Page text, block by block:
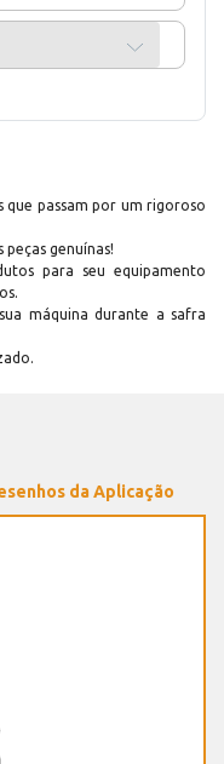
que passam por um rigoroso
peças genuínas!
para seu equipamento
máquina durante a safra
da Aplicação